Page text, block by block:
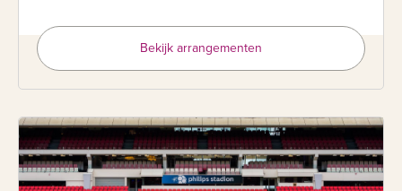
Bekijk arrangementen